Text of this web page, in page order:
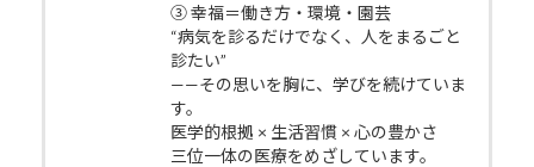
③ 幸福＝働き方・環境・園芸
“病気を診るだけでなく、人をまるごと
診たい”
——その思いを胸に、学びを続けていま
す。
医学的根拠 × 生活習慣 × 心の豊かさ
三位一体の医療をめざしています。